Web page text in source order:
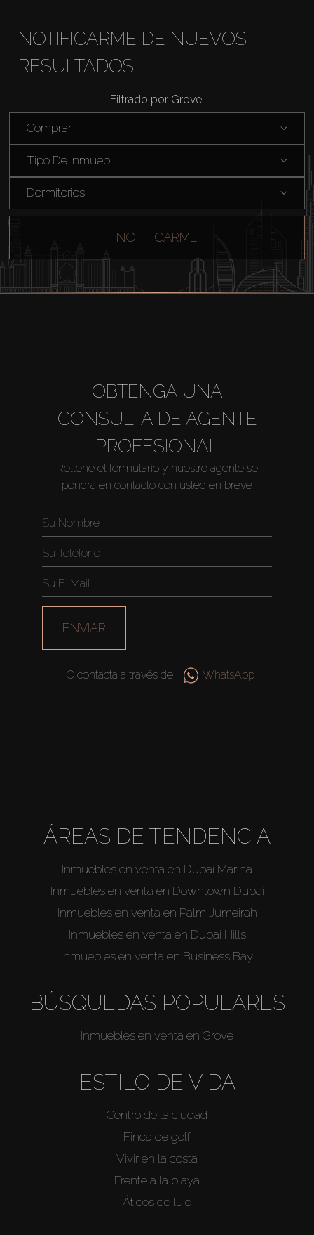
Comprar
Alquilar
Venta
Sobre Plano
About Us
NOTIFICARME DE NUEVOS
RESULTADOS
Filtrado por Grove:
Comprar
Tipo De Inmuebl ...
Dormitorios
NOTIFICARME
OBTENGA UNA
CONSULTA DE AGENTE
PROFESIONAL
Rellene el formulario y nuestro agente se
pondrá en contacto con usted en breve
ENVIAR
O contacta a través de WhatsApp
ÁREAS DE TENDENCIA
Inmuebles en venta en Dubai Marina
Inmuebles en venta en Downtown Dubai
Inmuebles en venta en Palm Jumeirah
Inmuebles en venta en Dubai Hills
Inmuebles en venta en Business Bay
BÚSQUEDAS POPULARES
Inmuebles en venta en Grove
ESTILO DE VIDA
Centro de la ciudad
Finca de golf
Vivir en la costa
Frente a la playa
Áticos de lujo